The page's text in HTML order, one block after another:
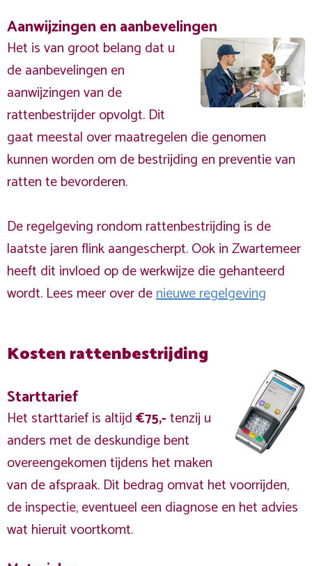
Aanwijzingen en aanbevelingen
Het is van groot belang dat u
de aanbevelingen en
aanwijzingen van de
rattenbestrijder opvolgt. Dit
gaat meestal over maatregelen die genomen
kunnen worden om de bestrijding en preventie van
ratten te bevorderen.
De regelgeving rondom rattenbestrijding is de
laatste jaren flink aangescherpt. Ook in Zwartemeer
heeft dit invloed op de werkwijze die gehanteerd
wordt. Lees meer over denieuwe regelgeving
Kosten rattenbestrijding
Starttarief
Het starttarief is altijd€75,-tenzij u
anders met de deskundige bent
overeengekomen tijdens het maken
van de afspraak. Dit bedrag omvat het voorrijden,
de inspectie, eventueel een diagnose en het advies
wat hieruit voortkomt.